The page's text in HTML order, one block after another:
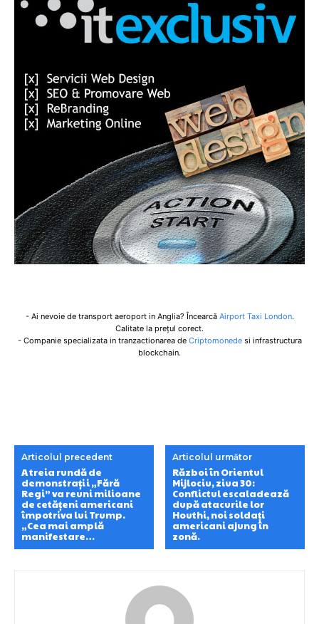
- Ai nevoie de transport aeroport in Anglia? Încearcă Airport Taxi London.
Calitate la prețul corect.
- Companie specializata in tranzactionarea de Criptomonedesi infrastructura
blockchain.
Articolul precedent
A treia rundă de
demonstrații „Fără
Regi” va reuni milioane
de cetățeni americani
împotriva lui Trump.
„Cea mai amplă
manifestare…
Articolul următor
Război în Orientul
Mijlociu, ziua 30:
Conflictul escaladează
după atacurile lor
Houthi, noi soldați
americani ajung în
zonă.